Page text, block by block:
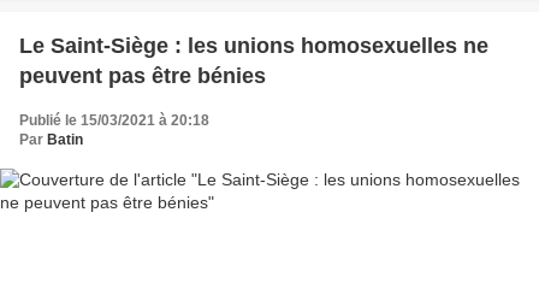
Le Saint-Siège : les unions homosexuelles ne
peuvent pas être bénies
Publié le 15/03/2021 à 20:18
Par Batin